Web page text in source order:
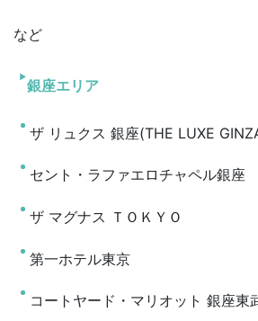
など
銀座エリア
ザ リュクス 銀座(THE LUXE
セント・ラファエロチャペル銀座
ザ マグナス ＴＯＫＹＯ
第一ホテル東京
コートヤード・マリオット 銀座東